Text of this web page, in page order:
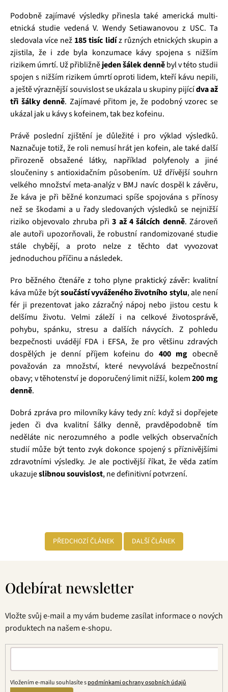
Podobně zajímavé výsledky přinesla také americká multi-
etnická studie vedená V. Wendy Setiawanovou z USC. Ta
sledovala více než 185 tisíc lidíz různých etnických skupin a
zjistila, že i zde byla konzumace kávy spojena s nižším
rizikem úmrtí. Už přibližnějeden šálek denněbyl v této studii
spojen s nižším rizikem úmrtí oproti lidem, kteří kávu nepili,
a ještě výraznější souvislost se ukázala u skupiny pijícídva až
tři šálky denně. Zajímavé přitom je, že podobný vzorec se
ukázal jak u kávy s kofeinem, tak bez kofeinu.
Právě poslední zjištění je důležité i pro výklad výsledků.
Naznačuje totiž, že roli nemusí hrát jen kofein, ale také další
přirozeně obsažené látky, například polyfenoly a jiné
sloučeniny s antioxidačním působením. Už dřívější souhrn
velkého množství meta-analýz v BMJ navíc dospěl k závěru,
že káva je při běžné konzumaci spíše spojována s přínosy
než se škodami a u řady sledovaných výsledků se nejnižší
riziko objevovalo zhruba při3 až 4 šálcích denně. Zároveň
ale autoři upozorňovali, že robustní randomizované studie
stále chybějí, a proto nelze z těchto dat vyvozovat
jednoduchou příčinu a následek.
Pro běžného čtenáře z toho plyne praktický závěr: kvalitní
káva může býtsoučástí vyváženého životního stylu, ale není
fér ji prezentovat jako zázračný nápoj nebo jistou cestu k
delšímu životu. Velmi záleží i na celkové životosprávě,
pohybu, spánku, stresu a dalších návycích. Z pohledu
bezpečnosti uvádějí FDA i EFSA, že pro většinu zdravých
dospělých je denní příjem kofeinu do 400 mg obecně
považován za množství, které nevyvolává bezpečnostní
obavy; v těhotenství je doporučený limit nižší, kolem200 mg
denně.
Dobrá zpráva pro milovníky kávy tedy zní: když si dopřejete
jeden či dva kvalitní šálky denně, pravděpodobně tím
neděláte nic nerozumného a podle velkých observačních
studií může být tento zvyk dokonce spojený s příznivějšími
zdravotními výsledky. Je ale poctivější říkat, že věda zatím
ukazujeslibnou souvislost, ne definitivní potvrzení.
PŘEDCHOZÍ ČLÁNEK DALŠÍ ČLÁNEK
Odebírat newsletter
Vložte svůj e-mail a my vám budeme zasílat informace o nových
produktech na našem e-shopu.
Vložením e-mailu souhlasíte spodmínkami ochrany osobních údajů